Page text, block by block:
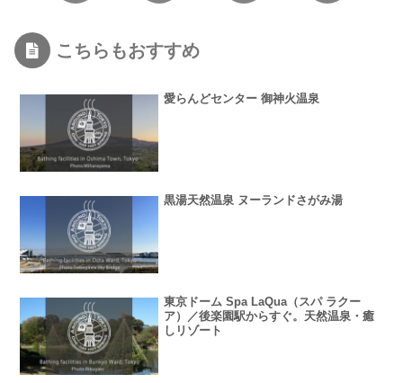
こちらもおすすめ
愛らんどセンター 御神火温泉
黒湯天然温泉 ヌーランドさがみ湯
東京ドーム Spa LaQua（スパ ラクー
ア）／後楽園駅からすぐ。天然温泉・癒
しリゾート